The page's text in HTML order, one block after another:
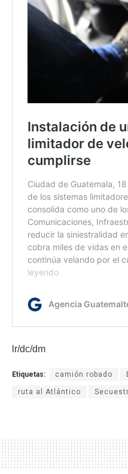
lr/dc/dm
Etiquetas: camión robado
ruta al Atlántico